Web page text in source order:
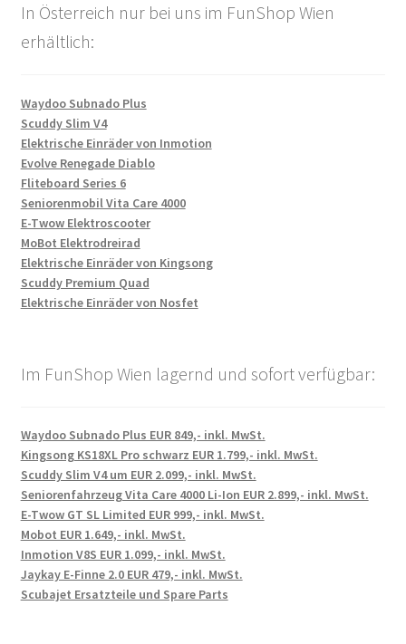
In Österreich nur bei uns im FunShop Wien
erhältlich:
Waydoo Subnado Plus
Scuddy Slim V4
Elektrische Einräder von Inmotion
Evolve Renegade Diablo
Fliteboard Series 6
Seniorenmobil Vita Care 4000
E-Twow Elektroscooter
MoBot Elektrodreirad
Elektrische Einräder von Kingsong
Scuddy Premium Quad
Elektrische Einräder von Nosfet
Im FunShop Wien lagernd und sofort verfügbar:
Waydoo Subnado Plus EUR 849,- inkl. MwSt.
Kingsong KS18XL Pro schwarz EUR 1.799,- inkl. MwSt.
Scuddy Slim V4 um EUR 2.099,- inkl. MwSt.
Seniorenfahrzeug Vita Care 4000 Li-Ion EUR 2.899,- inkl. MwSt.
E-Twow GT SL Limited EUR 999,- inkl. MwSt.
Mobot EUR 1.649,- inkl. MwSt.
Inmotion V8S EUR 1.099,- inkl. MwSt.
Jaykay E-Finne 2.0 EUR 479,- inkl. MwSt.
Scubajet Ersatzteile und Spare Parts